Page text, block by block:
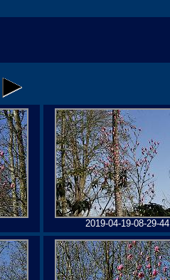
2019-04-19-08-29-44